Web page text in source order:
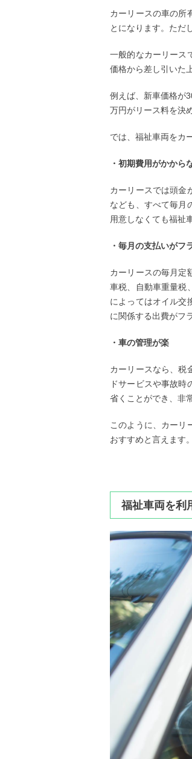
カーリースの車の所
とになります。ただ
一般的なカーリース
価格から差し引いた
例えば、新車価格が
万円がリース料を決
では、福祉車両をカ
・初期費用がかから
カーリースでは頭金
なども、すべて毎月
用意しなくても福祉
・毎月の支払いがフ
カーリースの毎月定
車税、自動車重量税
によってはオイル交
に関係する出費がフ
・車の管理が楽
カーリースなら、税
ドサービスや事故
省くことができ、非
このように、カーリ
おすすめと言えます。
福祉車両を利